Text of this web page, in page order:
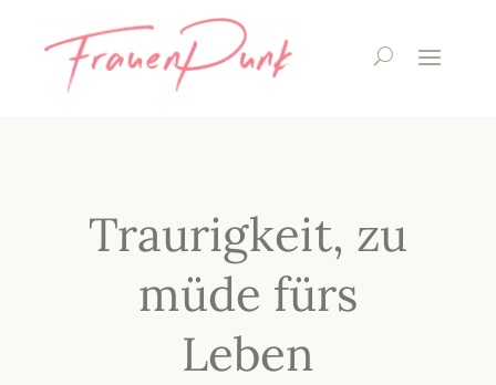
Traurigkeit, zu
müde fürs
Leben